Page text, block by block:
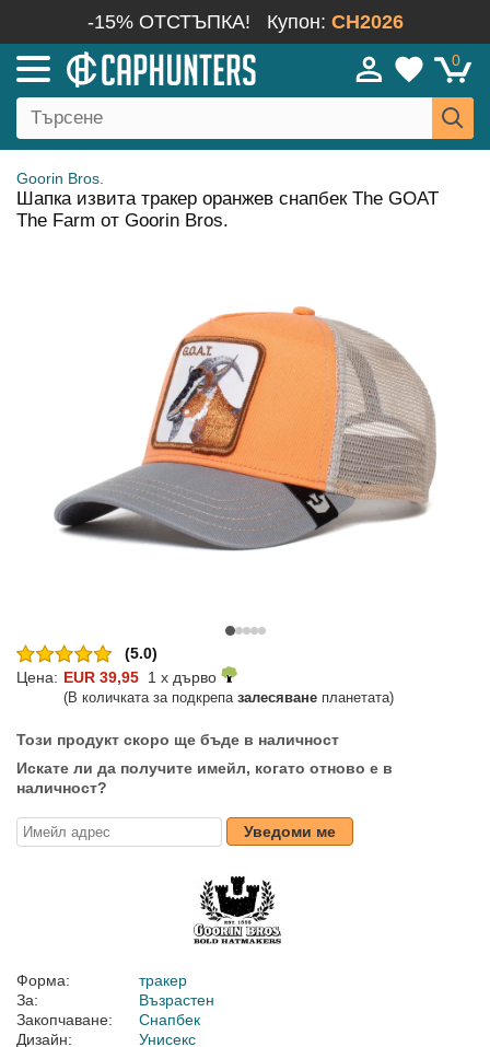
-15% ОТСТЪПКА! Купон: CH2026
0
Goorin Bros.
Шапка извита тракер оранжев снапбек The GOAT
The Farm от Goorin Bros.
(5.0)
Цена: EUR 39,95 1 x дърво
(В количката за подкрепа залесяване планетата)
Този продукт скоро ще бъде в наличност
Искате ли да получите имейл, когато отново е в
наличност?
Уведоми ме
Форма:
тракер
За:
Възрастен
Закопчаване:
Снапбек
Дизайн:
Унисекс